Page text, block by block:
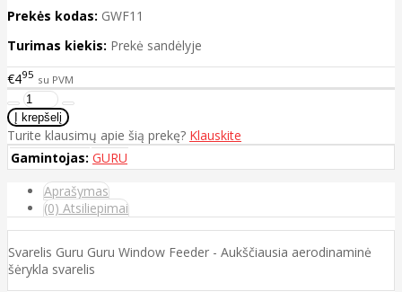
Prekės kodas: GWF11
Turimas kiekis: Prekė sandėlyje
€495 su PVM
Turite klausimų apie šią prekę? Klauskite
Gamintojas: GURU
Aprašymas
(0) Atsiliepimai
Svarelis Guru Guru Window Feeder - Aukščiausia aerodinaminė
šėrykla svarelis